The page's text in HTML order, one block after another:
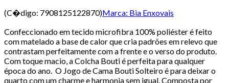
(C�digo: 7908125122870)Marca: Bia Enxovais
Confeccionado em tecido microfibra 100% poliéster é feito
com matelado a base de calor que cria padrões em relevo que
contrastam perfeitamente com a frente e o verso do produto.
Com toque macio, a Colcha Bouti é perfeita para qualquer
época do ano. O Jogo de Cama Bouti Solteiro é para deixar o
quarto com um charme e harmonia sem igual. Composta por